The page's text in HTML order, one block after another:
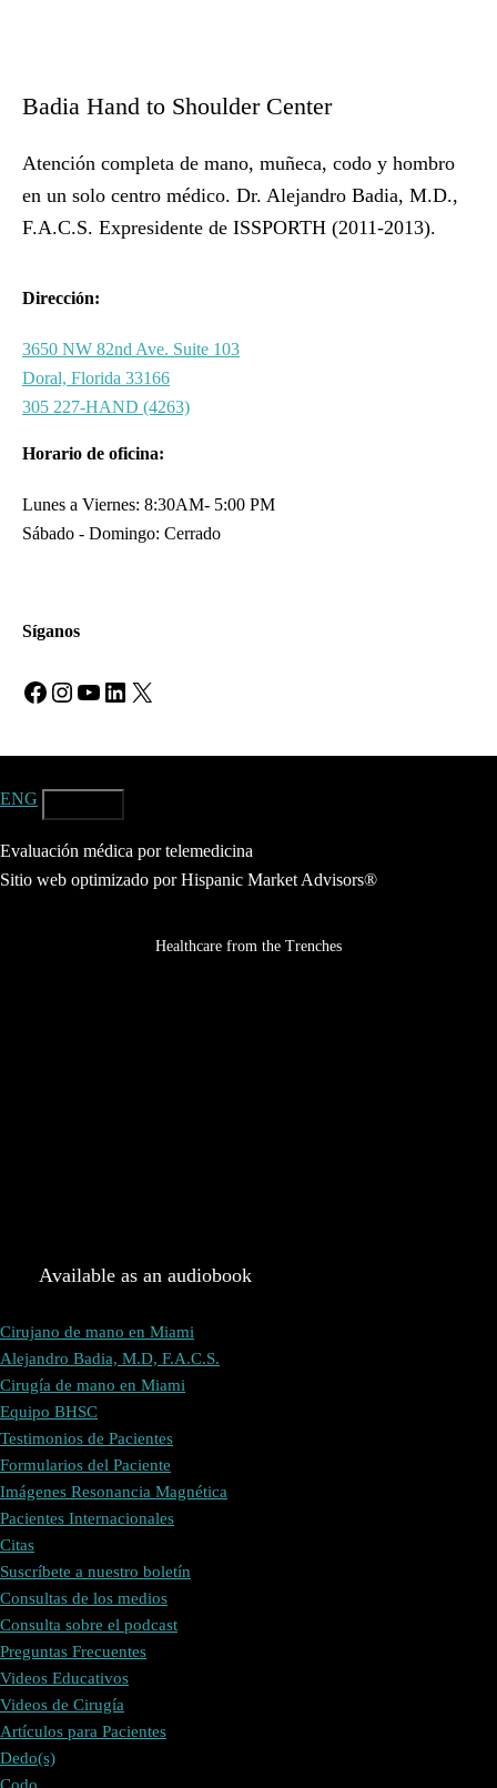
Badia Hand to Shoulder Center
Atención completa de mano, muñeca, codo y hombro
en un solo centro médico. Dr. Alejandro Badia, M.D.,
F.A.C.S. Expresidente de ISSPORTH (2011-2013).
Dirección:
3650 NW 82nd Ave. Suite 103
Doral, Florida 33166
305 227-HAND (4263)
Horario de oficina:
Lunes a Viernes: 8:30AM- 5:00 PM
Sábado - Domingo: Cerrado
Síganos
Facebook Instagram YouTube LinkedIn X
ENG
Evaluación médica por telemedicina
Sitio web optimizado por Hispanic Market Advisors®
Healthcare from the Trenches
Available as an audiobook
Cirujano de mano en Miami
Alejandro Badia, M.D, F.A.C.S.
Cirugía de mano en Miami
Equipo BHSC
Testimonios de Pacientes
Formularios del Paciente
Imágenes Resonancia Magnética
Pacientes Internacionales
Citas
Suscríbete a nuestro boletín
Consultas de los medios
Consulta sobre el podcast
Preguntas Frecuentes
Videos Educativos
Videos de Cirugía
Artículos para Pacientes
Dedo(s)